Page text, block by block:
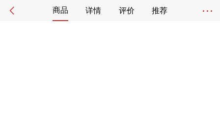
商品 详情 评价 推荐